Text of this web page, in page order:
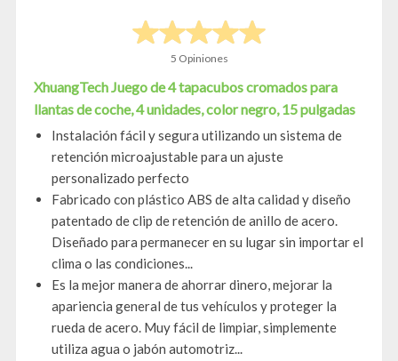
5 Opiniones
XhuangTech Juego de 4 tapacubos cromados para
llantas de coche, 4 unidades, color negro, 15 pulgadas
Instalación fácil y segura utilizando un sistema de
retención microajustable para un ajuste
personalizado perfecto
Fabricado con plástico ABS de alta calidad y diseño
patentado de clip de retención de anillo de acero.
Diseñado para permanecer en su lugar sin importar el
clima o las condiciones...
Es la mejor manera de ahorrar dinero, mejorar la
apariencia general de tus vehículos y proteger la
rueda de acero. Muy fácil de limpiar, simplemente
utiliza agua o jabón automotriz...